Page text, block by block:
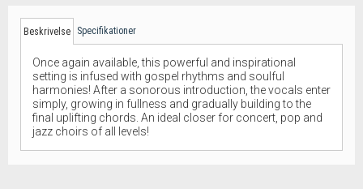
Beskrivelse Specifikationer
Once again available, this powerful and inspirational
setting is infused with gospel rhythms and soulful
harmonies! After a sonorous introduction, the vocals enter
simply, growing in fullness and gradually building to the
final uplifting chords. An ideal closer for concert, pop and
jazz choirs of all levels!